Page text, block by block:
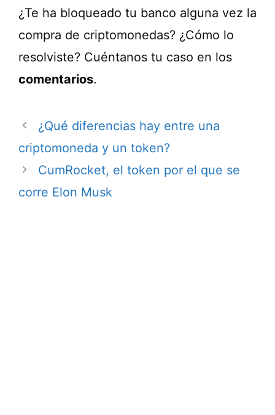
¿Te ha bloqueado tu banco alguna vez la
compra de criptomonedas? ¿Cómo lo
resolviste? Cuéntanos tu caso en los
comentarios.
¿Qué diferencias hay entre una
criptomoneda y un token?
CumRocket, el token por el que se
corre Elon Musk